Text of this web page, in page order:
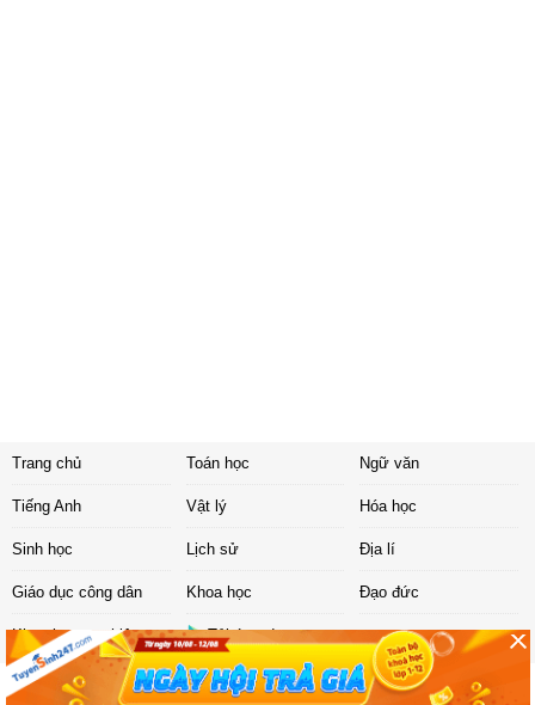
Trang chủ Toán học Ngữ văn
Tiếng Anh Vật lý Hóa học
Sinh học Lịch sử Địa lí
Giáo dục công dân Khoa học Đạo đức
Khoa học tự nhiên Tải ứng dụng
Liên hệ|Chính sách